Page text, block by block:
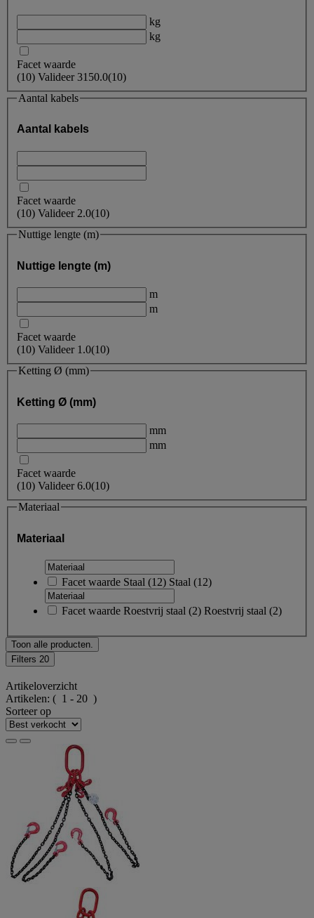
kg
kg
Facet waarde
(10) Valideer3150.0(10)
Aantal kabels
Aantal kabels
Facet waarde
(10) Valideer 2.0(10)
Nuttige lengte (m)
Nuttige lengte (m)
m
m
Facet waarde
(10) Valideer 1.0(10)
Ketting Ø (mm)
Ketting Ø (mm)
mm
mm
Facet waarde
(10) Valideer6.0(10)
Materiaal
Materiaal
Facet waarde Staal (12) Staal (12)
Facet waarde Roestvrij staal (2) Roestvrij staal (2)
Toon alle producten.
Filters 20
Artikeloverzicht
Artikelen: ( 1 - 20 )
Sorteer op